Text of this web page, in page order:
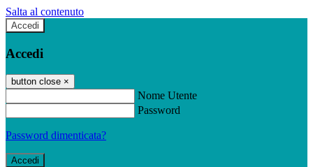
Salta al contenuto
Accedi
Accedi
button close ×
Nome Utente
Password
Password dimenticata?